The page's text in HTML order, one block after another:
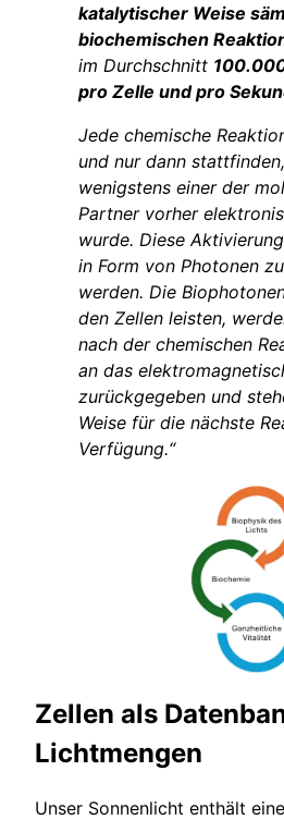
katalytischer Weise
biochemischen
im Durchschnitt
pro Zelle und pro
Jede chemische
und nur dann
wenigstens einer der
Partner vorher
wurde. Diese
in Form von Photonen
werden. Die
den Zellen leisten,
nach der chemischen
an das
zurückgegeben und
Weise für die nächste
Verfügung.“
Zellen als
Lichtmengen
Unser Sonnenlicht enthält